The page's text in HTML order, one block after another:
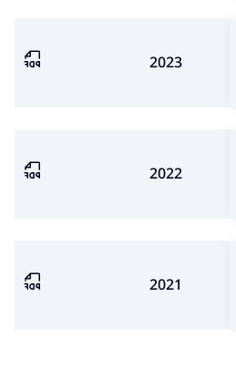
2023
2022
2021